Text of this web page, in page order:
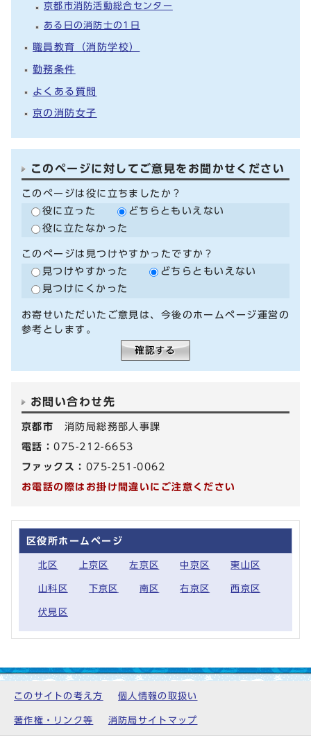
京都市消防活動総合センター
ある日の消防士の1日
職員教育（消防学校）
勤務条件
よくある質問
京の消防女子
このページに対してご意見をお聞かせください
このページは役に立ちましたか？
役に立った
どちらともいえない
役に立たなかった
このページは見つけやすかったですか？
見つけやすかった
どちらともいえない
見つけにくかった
お寄せいただいたご意見は、今後のホームページ運営の
参考とします。
お問い合わせ先
京都市 消防局総務部人事課
電話：075-212-6653
ファックス： 075-251-0062
お電話の際はお掛け間違いにご注意ください
区役所ホームページ
北区 上京区 左京区 中京区 東山区
山科区 下京区 南区 右京区 西京区
伏見区
このサイトの考え方 個人情報の取扱い
著作権・リンク等 消防局サイトマップ